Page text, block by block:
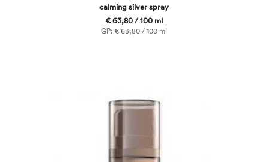
calming silver spray
€ 63,80 / 100 ml
GP: € 63,80 / 100 ml